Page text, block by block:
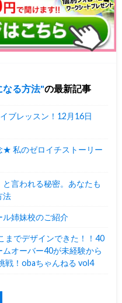
なる方法 の最新記事
イブレッスン！12月16日
★ 私のゼロイチストーリー
言われる秘密。あなたも
法
ル姉妹校のご紹介
までデザインできた！！40
オーバー40が未経験から
戦！obaちゃんねる vol4